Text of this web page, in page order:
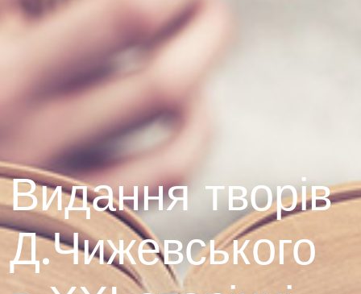
Видання творів
Д.Чижевського